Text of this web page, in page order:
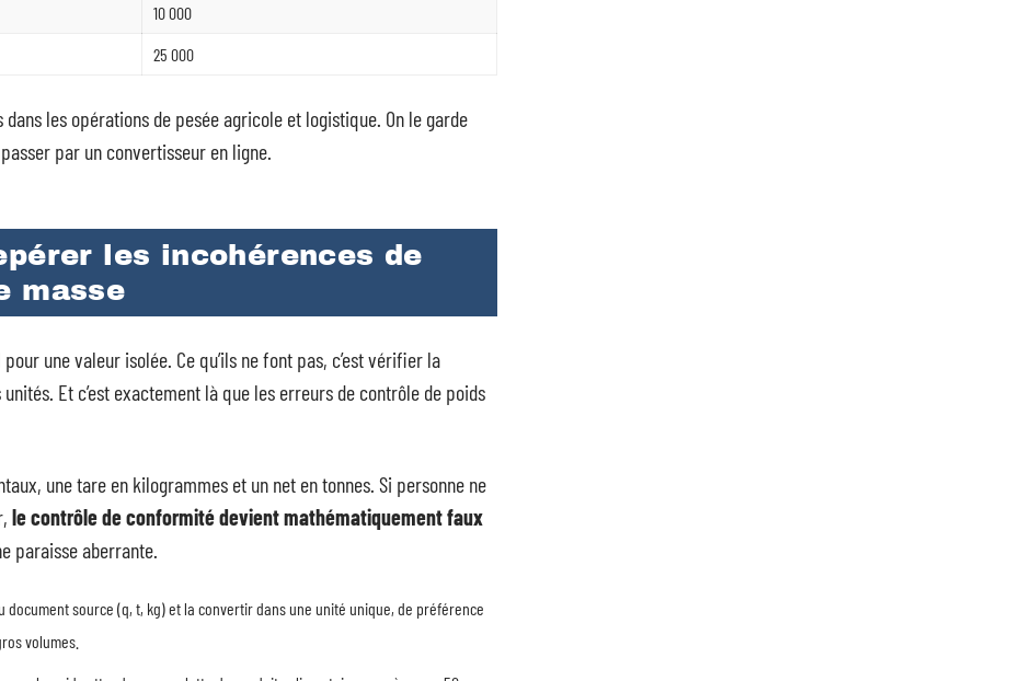
10 000
25 000
les opérations de pesée agricole et logistique. On le garde
par un convertisseur en ligne.
les incohérences de
masse
une valeur isolée. Ce qu’ils ne font pas, c’est vérifier la
Et c’est exactement là que les erreurs de contrôle de poids
une tare en kilogrammes et un net en tonnes. Si personne ne
le contrôle de conformité devient mathématiquement faux
paraisse aberrante.
source (q, t, kg) et la convertir dans une unité unique, de préférence
volumes.